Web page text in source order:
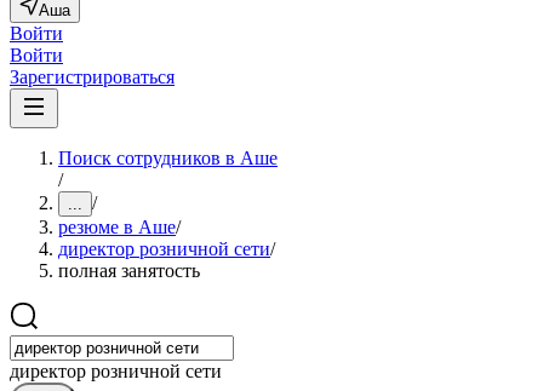
Аша
Войти
Войти
Зарегистрироваться
Поиск сотрудников в Аше
/
... /
резюме в Аше/
директор розничной сети/
полная занятость
директор розничной сети